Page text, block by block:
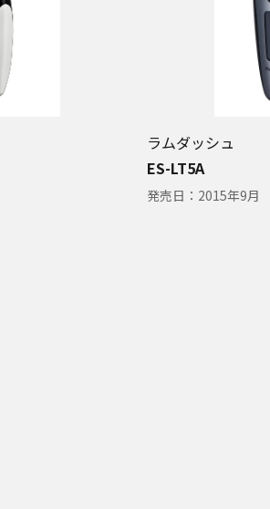
ラムダッシュ
ES-LT5A
発売日： 2015年9月